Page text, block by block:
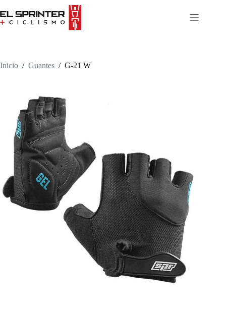
to
content
Inicio / Guantes / G-21 W